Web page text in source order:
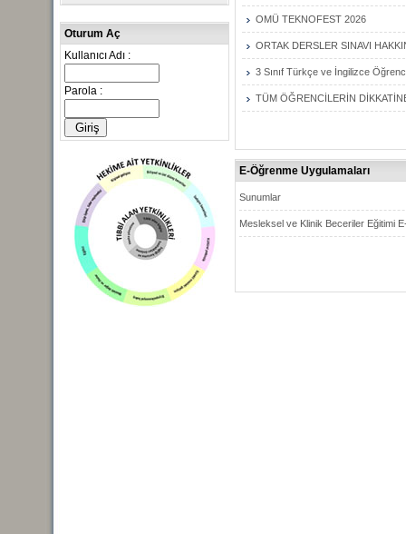
Oturum Aç
Kullanıcı Adı :
Parola :
OMÜ TEKNOFEST 2026
ORTAK DERSLER SINAVI
3 Sınıf Türkçe ve İngilizce
TÜM ÖĞRENCİLERİN
E-Öğrenme Uygulamaları
Sunumlar
Mesleksel ve Klinik Beceriler Eğitimi